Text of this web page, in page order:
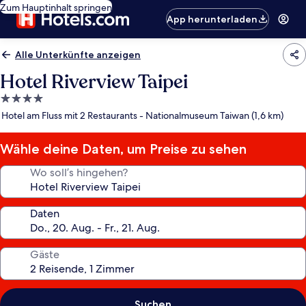
Zum Hauptinhalt springen
App herunterladen
Alle Unterkünfte anzeigen
Hotel Riverview Taipei
4.0-
Sterne-
Hotel am Fluss mit 2 Restaurants - Nationalmuseum Taiwan (1,6 km)
Wähle deine Daten, um Preise zu sehen
Wo soll’s hingehen?
Daten
Gäste